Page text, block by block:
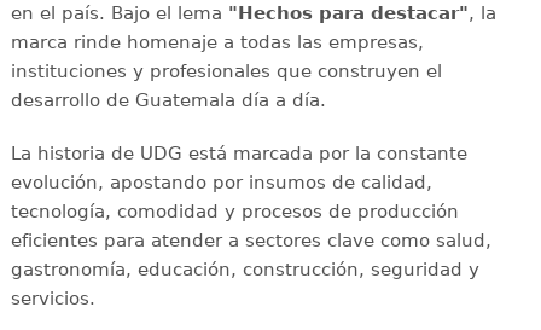
en el país. Bajo el lema "Hechos para destacar", la
marca rinde homenaje a todas las empresas,
instituciones y profesionales que construyen el
desarrollo de Guatemala día a día.
La historia de UDG está marcada por la constante
evolución, apostando por insumos de calidad,
tecnología, comodidad y procesos de producción
eficientes para atender a sectores clave como salud,
gastronomía, educación, construcción, seguridad y
servicios.